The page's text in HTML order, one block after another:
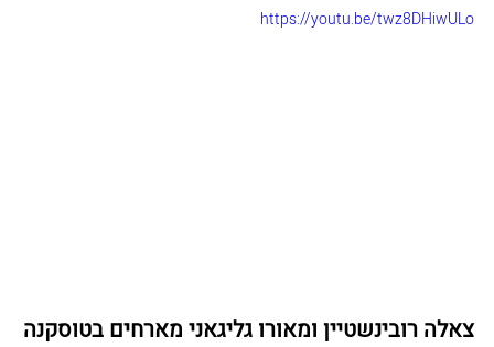
https://youtu.be/twz8DHiwULo
צאלה רובינשטיין ומאורו גליגאני מארחים בטוסקנה